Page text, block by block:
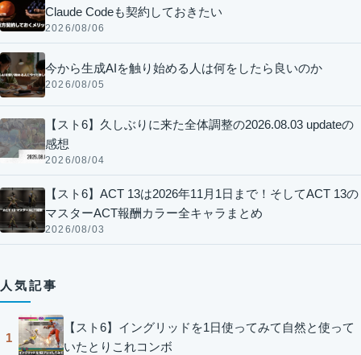
Claude Codeも契約しておきたい
2026/08/06
今から生成AIを触り始める人は何をしたら良いのか
2026/08/05
【スト6】久しぶりに来た全体調整の2026.08.03 updateの
感想
2026/08/04
【スト6】ACT 13は2026年11月1日まで！そしてACT 13の
マスターACT報酬カラー全キャラまとめ
2026/08/03
人気記事
1
【スト6】イングリッドを1日使ってみて自然と使って
いたとりこれコンボ